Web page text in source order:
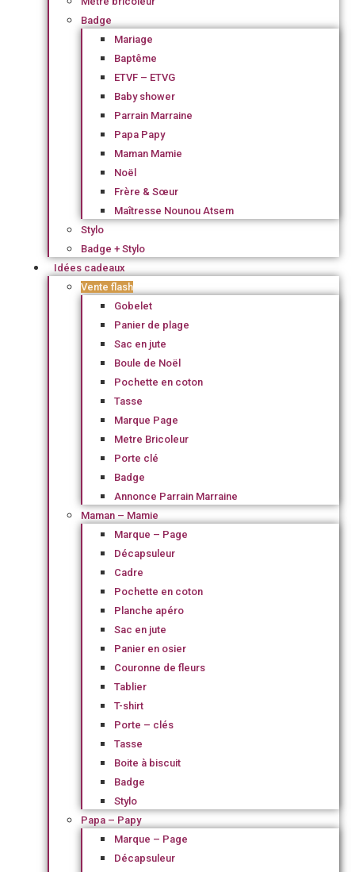
Badge
Mariage
Baptême
ETVF – ETVG
Baby shower
Parrain Marraine
Papa Papy
Maman Mamie
Noël
Frère & Sœur
Maîtresse Nounou Atsem
Stylo
Badge + Stylo
Idées cadeaux
Vente flash
Gobelet
Panier de plage
Sac en jute
Boule de Noël
Pochette en coton
Tasse
Marque Page
Metre Bricoleur
Porte clé
Badge
Annonce Parrain Marraine
Maman – Mamie
Marque – Page
Décapsuleur
Cadre
Pochette en coton
Planche apéro
Sac en jute
Panier en osier
Couronne de fleurs
Tablier
T-shirt
Porte – clés
Tasse
Boite à biscuit
Badge
Stylo
Papa – Papy
Marque – Page
Décapsuleur